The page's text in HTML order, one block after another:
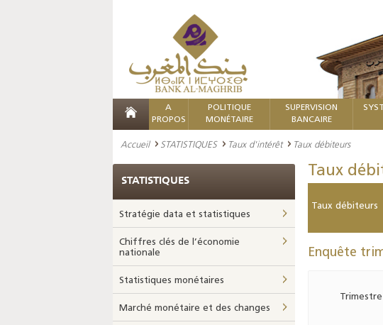
A
PROPOS
POLITIQUE
MONÉTAIRE
SUPERVISION
BANCAIRE
Accueil STATISTIQUES Taux d'intérêt Taux débiteurs
Taux
Taux débiteurs
Enquête
Trimestre
STATISTIQUES
Stratégie data et statistiques
Chiffres clés de l’économie
nationale
Statistiques monétaires
Marché monétaire et des changes